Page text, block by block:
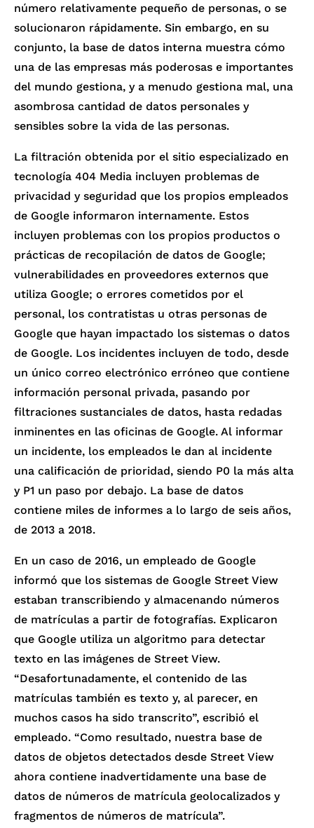
número relativamente pequeño de personas, o se
solucionaron rápidamente. Sin embargo, en su
conjunto, la base de datos interna muestra cómo
una de las empresas más poderosas e importantes
del mundo gestiona, y a menudo gestiona mal, una
asombrosa cantidad de datos personales y
sensibles sobre la vida de las personas.
La filtración obtenida por el sitio especializado en
tecnología 404 Media incluyen problemas de
privacidad y seguridad que los propios empleados
de Google informaron internamente. Estos
incluyen problemas con los propios productos o
prácticas de recopilación de datos de Google;
vulnerabilidades en proveedores externos que
utiliza Google; o errores cometidos por el
personal, los contratistas u otras personas de
Google que hayan impactado los sistemas o datos
de Google. Los incidentes incluyen de todo, desde
un único correo electrónico erróneo que contiene
información personal privada, pasando por
filtraciones sustanciales de datos, hasta redadas
inminentes en las oficinas de Google. Al informar
un incidente, los empleados le dan al incidente
una calificación de prioridad, siendo P0 la más alta
y P1 un paso por debajo. La base de datos
contiene miles de informes a lo largo de seis años,
de 2013 a 2018.
En un caso de 2016, un empleado de Google
informó que los sistemas de Google Street View
estaban transcribiendo y almacenando números
de matrículas a partir de fotografías. Explicaron
que Google utiliza un algoritmo para detectar
texto en las imágenes de Street View.
“Desafortunadamente, el contenido de las
matrículas también es texto y, al parecer, en
muchos casos ha sido transcrito”, escribió el
empleado. “Como resultado, nuestra base de
datos de objetos detectados desde Street View
ahora contiene inadvertidamente una base de
datos de números de matrícula geolocalizados y
fragmentos de números de matrícula”.